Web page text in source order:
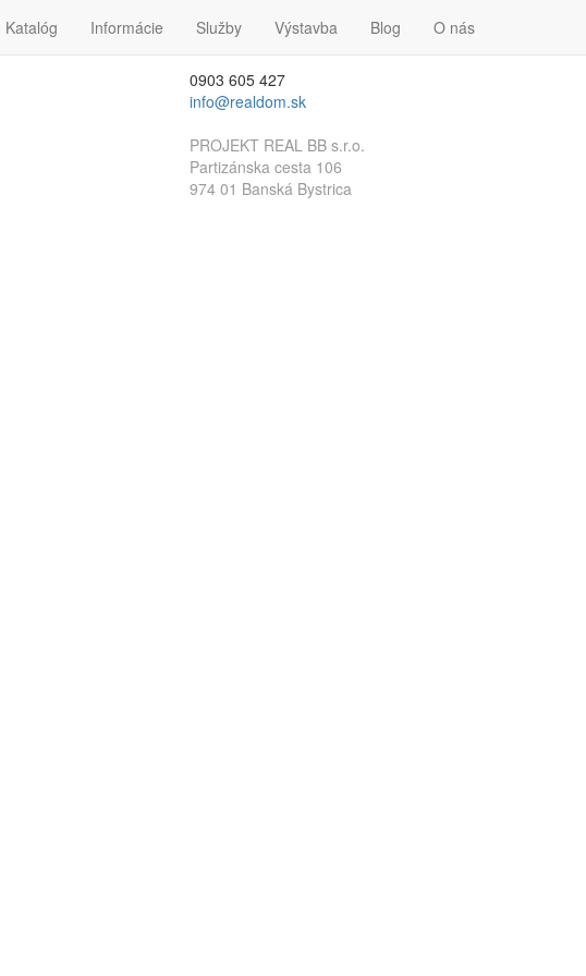
Katalóg Informácie Služby Výstavba Blog O nás
Kontakt
0903 605 427
info@realdom.sk
PROJEKT REAL BB s.r.o.
Partizánska cesta 106
974 01 Banská Bystrica